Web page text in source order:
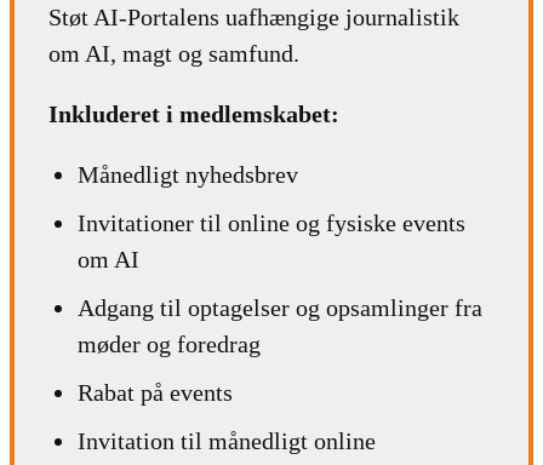
Støt AI-Portalens uafhængige journalistik
om AI, magt og samfund.
Inkluderet i medlemskabet:
Månedligt nyhedsbrev
Invitationer til online og fysiske events
om AI
Adgang til optagelser og opsamlinger fra
møder og foredrag
Rabat på events
Invitation til månedligt online